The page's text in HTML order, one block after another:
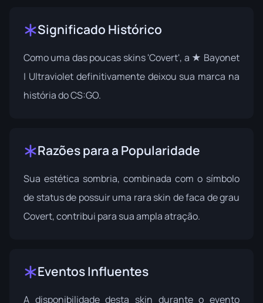
Significado Histórico
Como uma das poucas skins 'Covert', a ★ Bayonet
| Ultraviolet definitivamente deixou sua marca na
história do CS:GO.
Razões para a Popularidade
Sua estética sombria, combinada com o símbolo
de status de possuir uma rara skin de faca de grau
Covert, contribui para sua ampla atração.
Eventos Influentes
A disponibilidade desta skin durante o evento